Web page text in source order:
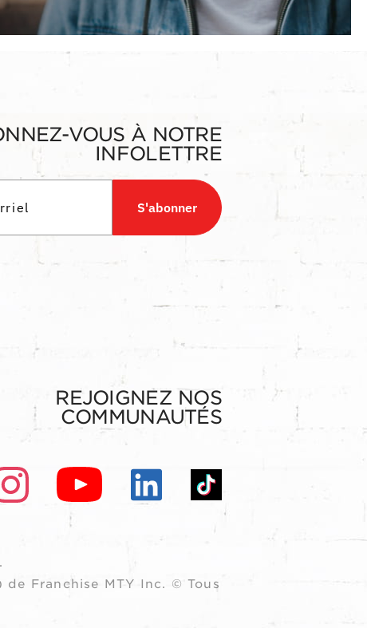
VOUS À NOTRE
INFOLETTRE
S'abonner
REJOIGNEZ NOS
COMMUNAUTÉS
Franchise MTY Inc. © Tous